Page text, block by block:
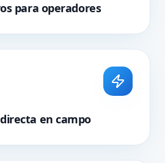
para operadores
en campo